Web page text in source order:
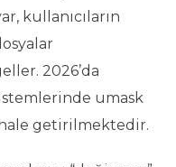
kullanıcıların
2026’da
umask
hale getirilmektedir.